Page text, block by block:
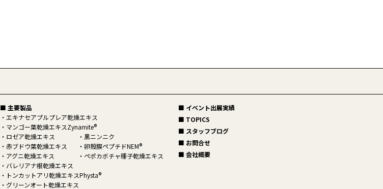
■ 主要製品
エキナセアプルプレア乾燥エキス
マンゴー葉乾燥エキスZynamite®
ロゼア乾燥エキス
黒ニンニク
赤ブドウ葉乾燥エキス
卵殻膜ペプチドNEM®
アグニ乾燥エキス
ペポカボチャ種子乾燥エキス
バレリアナ根乾燥エキス
トンカットアリ乾燥エキスPhysta®
グリーンオート乾燥エキス
■ イベント出展実績
■ TOPICS
■ スタッフブログ
■ お問合せ
■ 会社概要